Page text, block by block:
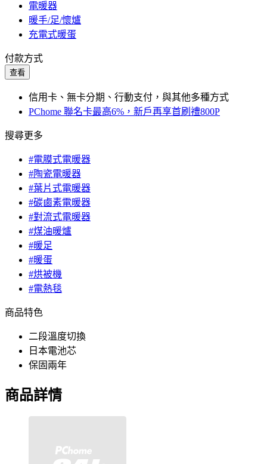
電暖器
暖手/足/懷爐
充電式暖蛋
付款方式
查看
信用卡、無卡分期、行動支付，與其他多種方式
PChome 聯名卡最高6%，新戶再享首刷禮800P
搜尋更多
#電膜式電暖器
#陶瓷電暖器
#葉片式電暖器
#碳鹵素電暖器
#對流式電暖器
#煤油暖爐
#暖足
#暖蛋
#烘被機
#電熱毯
商品特色
二段溫度切換
日本電池芯
保固兩年
商品詳情